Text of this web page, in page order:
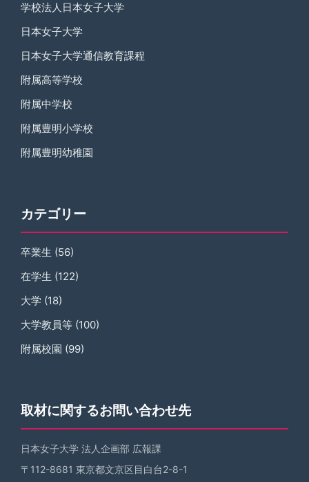
学校法人日本女子大学
日本女子大学
日本女子大学通信教育課程
附属高等学校
附属中学校
附属豊明小学校
附属豊明幼稚園
カテゴリー
卒業生 (56)
在学生 (122)
大学 (18)
大学教員等 (100)
附属校園 (99)
取材に関するお問い合わせ先
日本女子大学 法人企画部 広報課
〒112-8681 東京都文京区目白台2-8-1